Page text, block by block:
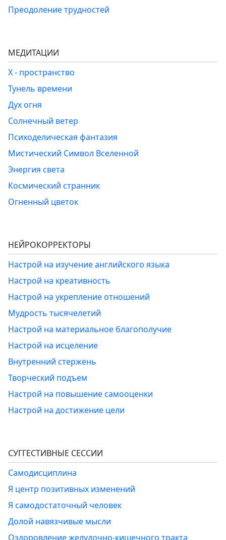
Преодоление трудностей
МЕДИТАЦИИ
Х - пространство
Тунель времени
Дух огня
Солнечный ветер
Психоделическая фантазия
Мистический Символ Вселенной
Энергия света
Космический странник
Огненный цветок
НЕЙРОКОРРЕКТОРЫ
Настрой на изучение английского языка
Настрой на креативность
Настрой на укрепление отношений
Мудрость тысячелетий
Настрой на материальное благополучие
Настрой на исцеление
Внутренний стержень
Творческий подъем
Настрой на повышение самооценки
Настрой на достижение цели
СУГГЕСТИВНЫЕ СЕССИИ
Самодисциплина
Я центр позитивных изменений
Я самодостаточный человек
Долой навязчивые мысли
Оздоровление желудочно-кишечного тракта